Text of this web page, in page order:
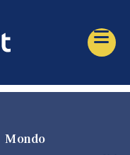
Mondo